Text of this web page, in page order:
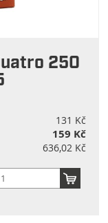
250
131 Kč
159 Kč
636,02 Kč